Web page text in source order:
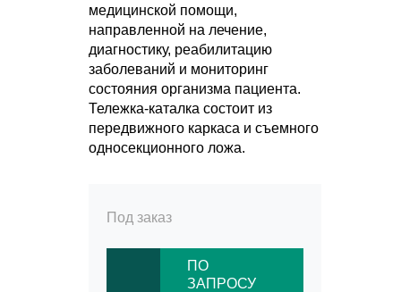
медицинской помощи,
направленной на лечение,
диагностику, реабилитацию
заболеваний и мониторинг
состояния организма пациента.
Тележка-каталка состоит из
передвижного каркаса и съемного
односекционного ложа.
Под заказ
ПО
ЗАПРОСУ